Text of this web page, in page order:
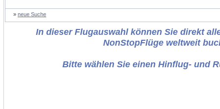
» neue Suche
In dieser Flugauswahl können Sie direkt
NonStopFlüge weltweit
Bitte wählen Sie einen Hinflug- und